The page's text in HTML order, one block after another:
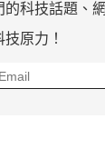
的科技話題、
原力！